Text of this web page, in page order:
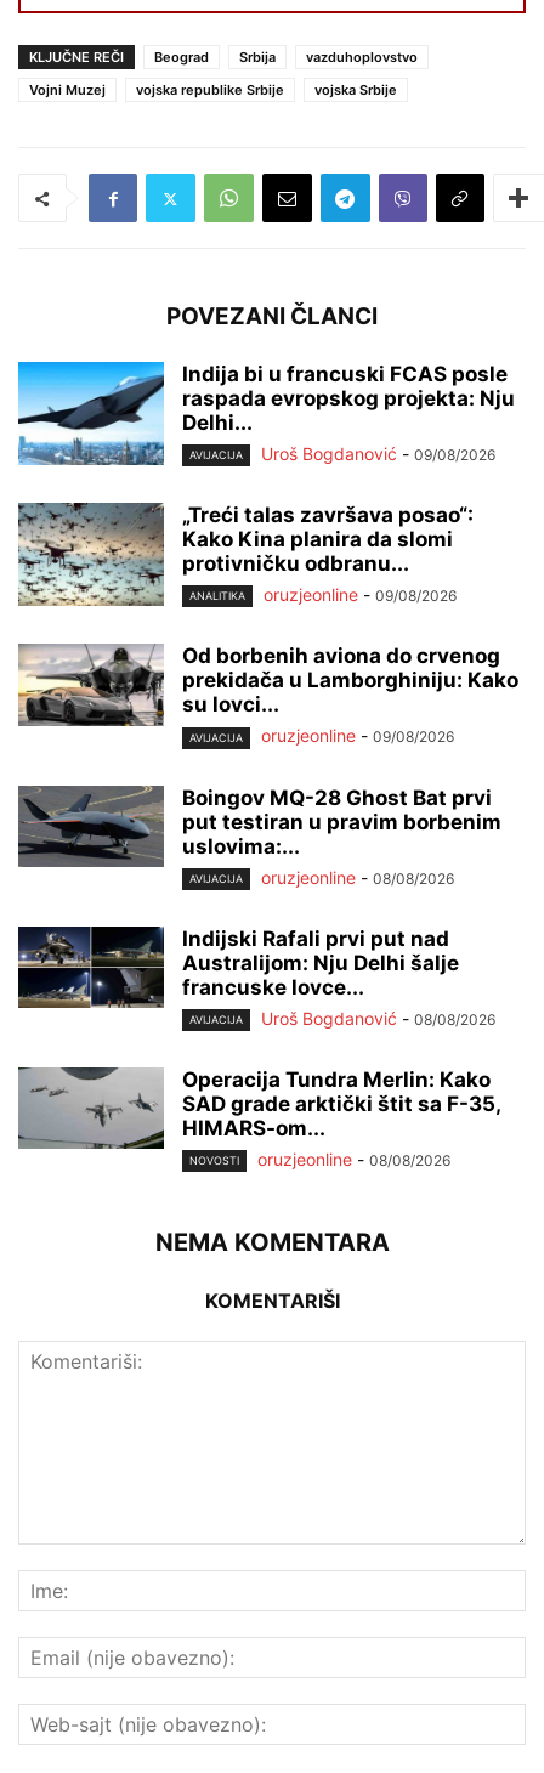
KLJUČNE REČI Beograd Srbija
vazduhoplovstvo
Vojni Muzej
vojska republike Srbije vojska Srbije
POVEZANI ČLANCI
Indija bi u francuski FCAS posle
raspada evropskog projekta: Nju
Delhi...
AVIJACIJA Uroš Bogdanović - 09/08/2026
„Treći talas završava posao“:
Kako Kina planira da slomi
protivničku odbranu...
ANALITIKA oruzjeonline - 09/08/2026
Od borbenih aviona do crvenog
prekidača u Lamborghiniju: Kako
su lovci...
AVIJACIJA oruzjeonline - 09/08/2026
Boingov MQ-28 Ghost Bat prvi
put testiran u pravim borbenim
uslovima:...
AVIJACIJA oruzjeonline - 08/08/2026
Indijski Rafali prvi put nad
Australijom: Nju Delhi šalje
francuske lovce...
AVIJACIJA Uroš Bogdanović - 08/08/2026
Operacija Tundra Merlin: Kako
SAD grade arktički štit sa F-35,
HIMARS-om...
NOVOSTI oruzjeonline - 08/08/2026
NEMA KOMENTARA
KOMENTARIŠI